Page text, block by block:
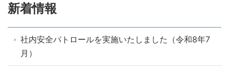
新着情報
社内安全パトロールを実施いたしました（令和8年7
月）